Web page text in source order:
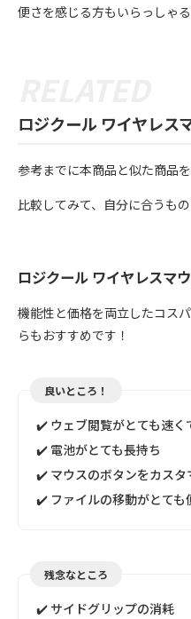
便さを感じる方もいらっしゃる
ロジクール ワイヤレス
参考までに本商品と似た商品
比較してみて、自分に合うも
ロジクール ワイヤレスマ
機能性と価格を両立したコス
らもおすすめです！
良いところ！
✔️ ウェブ閲覧がとても速く
✔️ 電池がとても長持ち
✔️ マウスのボタンをカスタ
✔️ ファイルの移動がとても
残念なところ
✔️ サイドグリップの消耗